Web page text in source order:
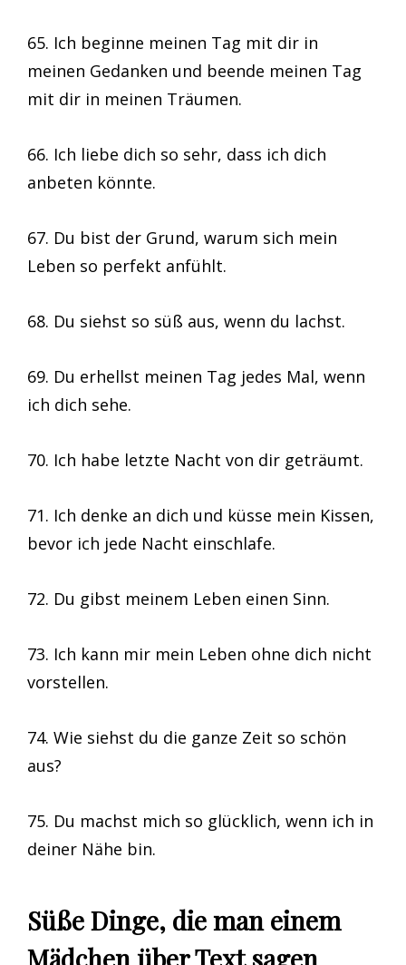
65. Ich beginne meinen Tag mit dir in
meinen Gedanken und beende meinen Tag
mit dir in meinen Träumen.
66. Ich liebe dich so sehr, dass ich dich
anbeten könnte.
67. Du bist der Grund, warum sich mein
Leben so perfekt anfühlt.
68. Du siehst so süß aus, wenn du lachst.
69. Du erhellst meinen Tag jedes Mal, wenn
ich dich sehe.
70. Ich habe letzte Nacht von dir geträumt.
71. Ich denke an dich und küsse mein Kissen,
bevor ich jede Nacht einschlafe.
72. Du gibst meinem Leben einen Sinn.
73. Ich kann mir mein Leben ohne dich nicht
vorstellen.
74. Wie siehst du die ganze Zeit so schön
aus?
75. Du machst mich so glücklich, wenn ich in
deiner Nähe bin.
Süße Dinge, die man einem